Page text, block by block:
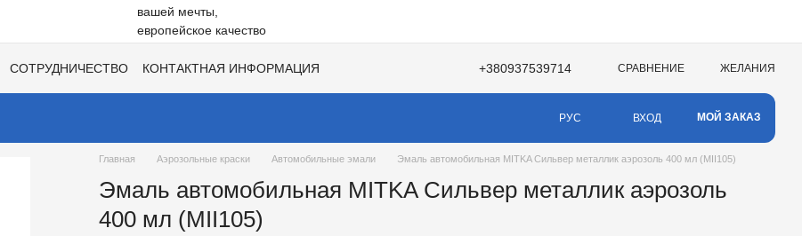
СОТРУДНИЧЕСТВО
КОНТАКТНАЯ ИНФОРМАЦИЯ
+380937539714 СРАВНЕНИЕ ЖЕЛАНИЯ
РУС ВХОД МОЙ ЗАКАЗ
Главная Аэрозольные краски Автомобильные эмали Эмаль автомобильная MITKA Сильвер металлик аэрозоль 400 мл (MII105)
Эмаль автомобильная MITKA Сильвер металлик аэрозоль
400 мл (MII105)